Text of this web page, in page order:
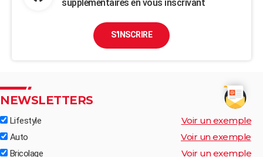
supplémentaires en vous inscrivant
S'INSCRIRE
NEWSLETTERS
Lifestyle Voir un exemple
Auto Voir un exemple
Bricolage Voir un exemple